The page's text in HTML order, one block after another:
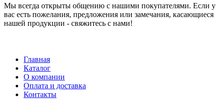
Мы всегда открыты общению с нашими покупателями. Если у
вас есть пожелания, предложения или замечания, касающиеся
нашей продукции - свяжитесь с нами!
Главная
Каталог
О компании
Оплата и доставка
Контакты